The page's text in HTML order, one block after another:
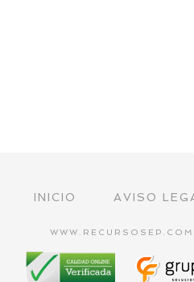
INICIO AVISO